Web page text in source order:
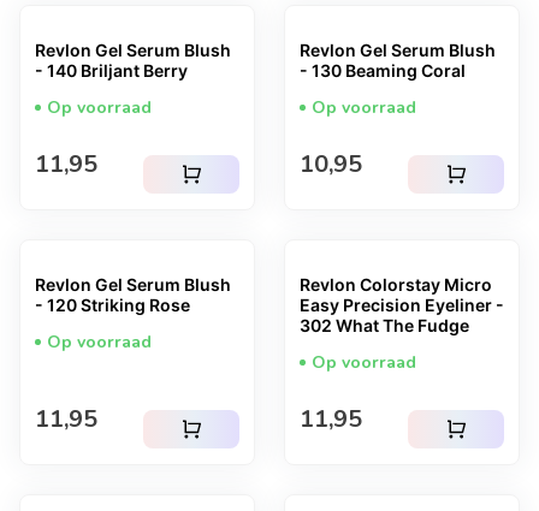
Revlon Gel Serum Blush
- 140 Briljant Berry
Op voorraad
Normale prijs
11,95 shopping_cart
Revlon Gel Serum Blush
- 130 Beaming Coral
Op voorraad
Normale prijs
10,95 shopping_cart
Revlon Gel Serum Blush
- 120 Striking Rose
Op voorraad
Normale prijs
11,95 shopping_cart
Revlon Colorstay Micro
Easy Precision Eyeliner -
302 What The Fudge
Op voorraad
Normale prijs
11,95 shopping_cart